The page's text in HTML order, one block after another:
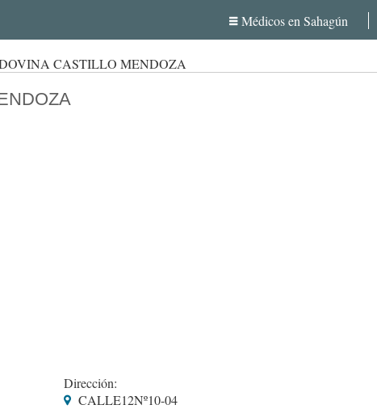
Médicos en Sahagún
CASTILLO MENDOZA
Dirección:
CALLE12Nº10-04